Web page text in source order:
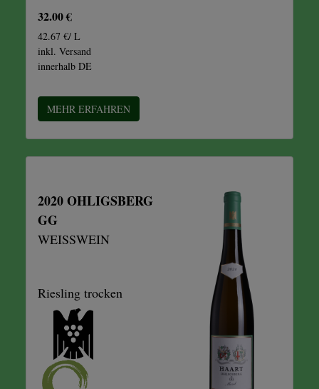
32.00 €
42.67 €/ L
inkl. Versand
innerhalb DE
MEHR ERFAHREN
2020 OHLIGSBERG
GG
WEISSWEIN
Riesling trocken